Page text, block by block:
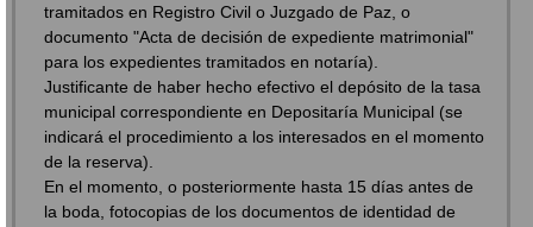
tramitados en Registro Civil o Juzgado de Paz, o
documento "Acta de decisión de expediente matrimonial"
para los expedientes tramitados en notaría).
Justificante de haber hecho efectivo el depósito de la tasa
municipal correspondiente en Depositaría Municipal (se
indicará el procedimiento a los interesados en el momento
de la reserva).
En el momento, o posteriormente hasta 15 días antes de
la boda, fotocopias de los documentos de identidad de